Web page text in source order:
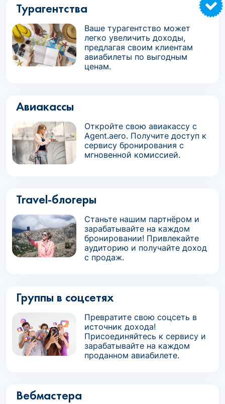
Турагентства
Ваше турагентство может
легко увеличить доходы,
предлагая своим клиентам
авиабилеты по выгодным
ценам.
Авиакассы
Откройте свою авиакассу с
Agent.aero. Получите доступ к
сервису бронирования с
мгновенной комиссией.
Travel-блогеры
Станьте нашим партнёром и
зарабатывайте на каждом
бронировании! Привлекайте
аудиторию и получайте доход
с продаж.
Группы в соцсетях
Превратите свою соцсеть в
источник дохода!
Присоединяйтесь к сервису и
зарабатывайте на каждом
проданном авиабилете.
Вебмастера